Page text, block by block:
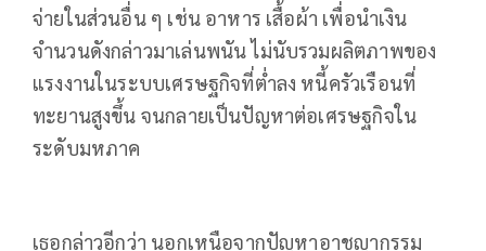
จ่ายในส่วนอื่น ๆ เช่น อาหาร เสื้อผ้า เพื่อนำเงิน
จำนวนดังกล่าวมาเล่นพนัน ไม่นับรวมผลิตภาพของ
แรงงานในระบบเศรษฐกิจที่ต่ำลง หนี้ครัวเรือนที่
ทะยานสูงขึ้น จนกลายเป็นปัญหาต่อเศรษฐกิจใน
ระดับมหภาค
เธอกล่าวอีกว่า นอกเหนือจากปัญหาอาชญากรรม